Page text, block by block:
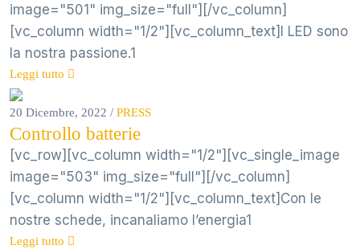
image="501" img_size="full"][/vc_column]
[vc_column width="1/2"][vc_column_text]I LED sono
la nostra passione.1
Leggi tutto
20 Dicembre, 2022 / PRESS
Controllo batterie
[vc_row][vc_column width="1/2"][vc_single_image
image="503" img_size="full"][/vc_column]
[vc_column width="1/2"][vc_column_text]Con le
nostre schede, incanaliamo l’energia1
Leggi tutto